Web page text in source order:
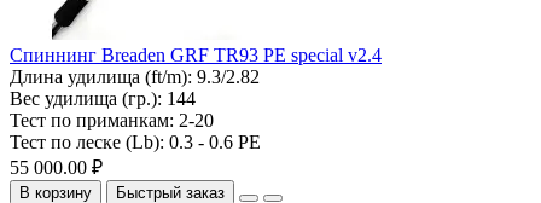
Спиннинг Breaden GRF TR93 PE special v2.4
Длина удилища (ft/m): 9.3/2.82
Вес удилища (гр.): 144
Тест по приманкам: 2-20
Тест по леске (Lb): 0.3 - 0.6 PE
55 000.00 ₽
В корзину Быстрый заказ